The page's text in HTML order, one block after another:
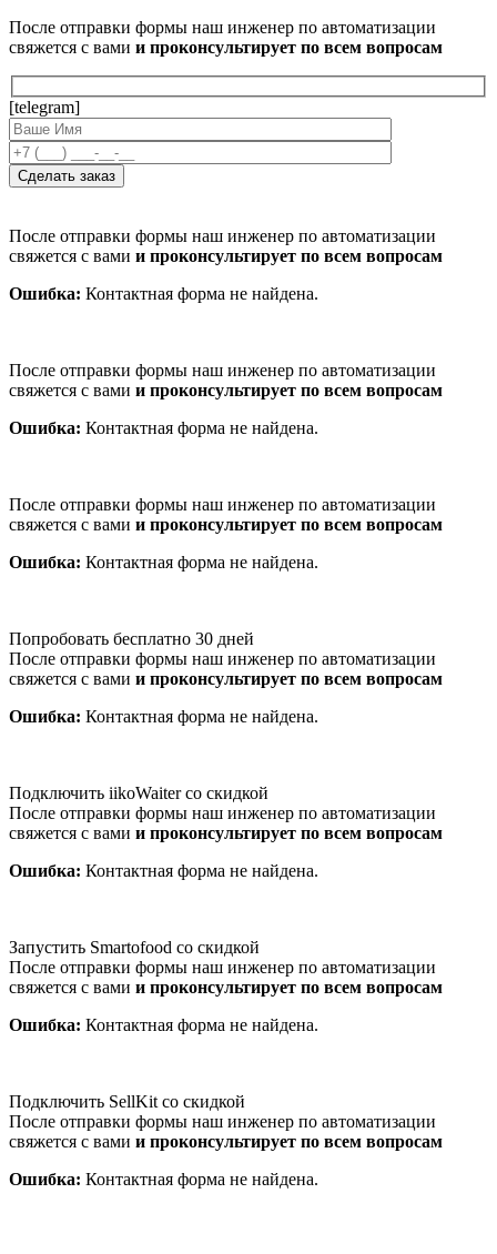
После отправки формы наш инженер по автоматизации
свяжется с вами и проконсультирует по всем вопросам
[telegram]
После отправки формы наш инженер по автоматизации
свяжется с вами и проконсультирует по всем вопросам
Ошибка: Контактная форма не найдена.
После отправки формы наш инженер по автоматизации
свяжется с вами и проконсультирует по всем вопросам
Ошибка: Контактная форма не найдена.
После отправки формы наш инженер по автоматизации
свяжется с вами и проконсультирует по всем вопросам
Ошибка: Контактная форма не найдена.
Попробовать бесплатно 30 дней
После отправки формы наш инженер по автоматизации
свяжется с вами и проконсультирует по всем вопросам
Ошибка: Контактная форма не найдена.
Подключить iikoWaiter со скидкой
После отправки формы наш инженер по автоматизации
свяжется с вами и проконсультирует по всем вопросам
Ошибка: Контактная форма не найдена.
Запустить Smartofood со скидкой
После отправки формы наш инженер по автоматизации
свяжется с вами и проконсультирует по всем вопросам
Ошибка: Контактная форма не найдена.
Подключить SellKit со скидкой
После отправки формы наш инженер по автоматизации
свяжется с вами и проконсультирует по всем вопросам
Ошибка: Контактная форма не найдена.